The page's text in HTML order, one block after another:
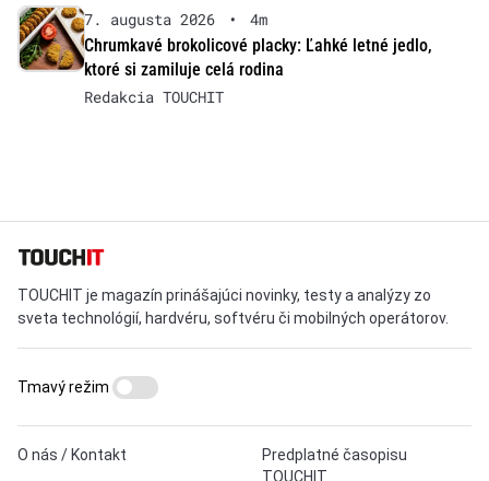
7. augusta 2026 •
4m
Chrumkavé brokolicové placky: Ľahké letné jedlo,
ktoré si zamiluje celá rodina
Redakcia TOUCHIT
TOUCHIT je magazín prinášajúci novinky, testy a analýzy zo
sveta technológií, hardvéru, softvéru či mobilných operátorov.
O nás / Kontakt
Predplatné časopisu
TOUCHIT
Tmavý režim